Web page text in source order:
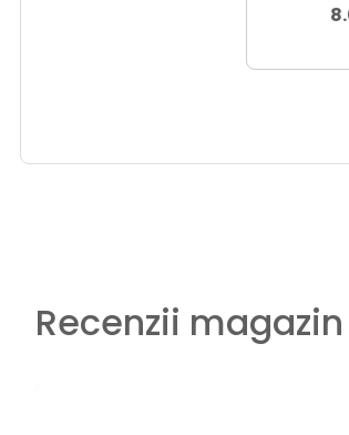
Recenzii magazin